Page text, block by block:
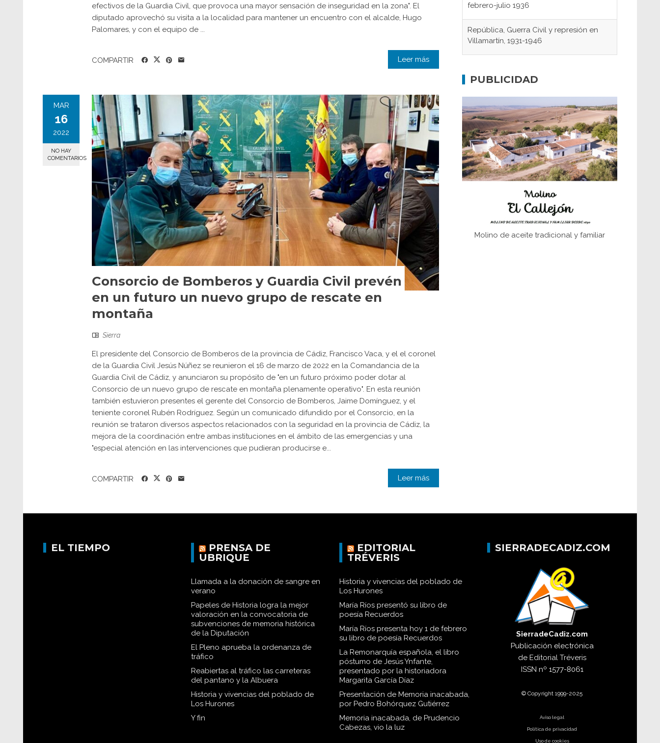
efectivos de la Guardia Civil, que provoca una mayor sensación de inseguridad en la zona". El
diputado aprovechó su visita a la localidad para mantener un encuentro con el alcalde, Hugo
Palomares, y con el equipo de ...
Leer más
COMPARTIR
MAR
16
2022
NO HAY
COMENTARIOS
Consorcio de Bomberos y Guardia Civil prevén
en un futuro un nuevo grupo de rescate en
montaña
Sierra
El presidente del Consorcio de Bomberos de la provincia de Cádiz, Francisco Vaca, y el el coronel
de la Guardia Civil Jesús Núñez se reunieron el 16 de marzo de 2022 en la Comandancia de la
Guardia Civil de Cádiz, y anunciaron su propósito de "en un futuro próximo poder dotar al
Consorcio de un nuevo grupo de rescate en montaña plenamente operativo". En esta reunión
también estuvieron presentes el gerente del Consorcio de Bomberos, Jaime Domínguez, y el
teniente coronel Rubén Rodríguez. Según un comunicado difundido por el Consorcio, en la
reunión se trataron diversos aspectos relacionados con la seguridad en la provincia de Cádiz, la
mejora de la coordinación entre ambas instituciones en el ámbito de las emergencias y una
"especial atención en las intervenciones que pudieran producirse e...
Leer más
COMPARTIR
febrero-julio 1936
República, Guerra Civil y represión en
Villamartín, 1931-1946
concentración nazis
fundaciones de Bornos
El Frente Popular. Ubrique, febrero-julio
1936
Juntar las letras. La alfabetización en el
campo: del afán de saber a la
Historia y vivencias del poblado de Los
PUBLICIDAD
Molino de aceite tradicional y familiar
EL TIEMPO
PRENSA DE
UBRIQUE
Llamada a la donación de sangre en
verano
Papeles de Historia logra la mejor
valoración en la convocatoria de
subvenciones de memoria histórica
de la Diputación
El Pleno aprueba la ordenanza de
tráfico
Reabiertas al tráfico las carreteras
del pantano y la Albuera
Historia y vivencias del poblado de
Los Hurones
Y fin
EDITORIAL
TRÉVERIS
Historia y vivencias del poblado de
Los Hurones
María Ríos presentó su libro de
poesía Recuerdos
María Ríos presenta hoy 1 de febrero
su libro de poesía Recuerdos
La Remonarquía española, el libro
póstumo de Jesús Ynfante,
presentado por la historiadora
Margarita García Díaz
Presentación de Memoria inacabada,
por Pedro Bohórquez Gutiérrez
Memoria inacabada, de Prudencio
Cabezas, vio la luz
SIERRADECADIZ.COM
SierradeCadiz.com
Publicación electrónica
de Editorial Tréveris
ISSN nº 1577-8061
© Copyright 1999-2025
Aviso legal
Política de privacidad
Uso de cookies